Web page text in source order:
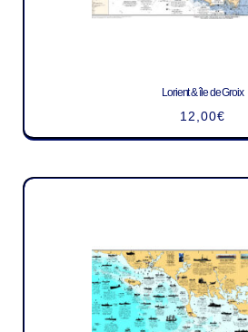
Lorient & île de Groix
12,00€